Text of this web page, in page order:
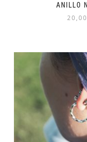
ANILLO
20,00